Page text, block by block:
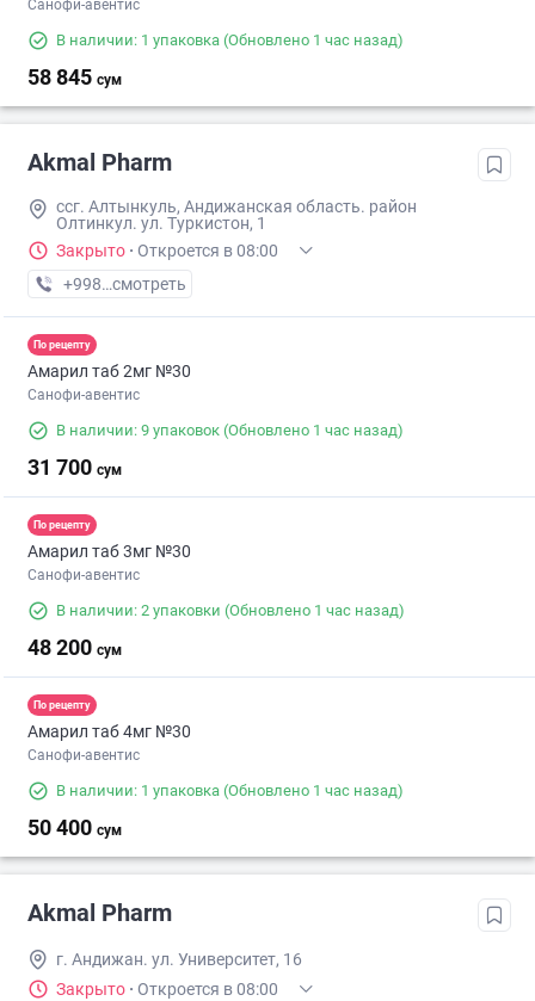
Санофи-авентис
В наличии: 1 упаковка (Обновлено 1 час назад)
58 845 сум
Akmal Pharm
ссг. Алтынкуль, Андижанская область. район
Олтинкул. ул. Туркистон, 1
Закрыто · Откроется в 08:00
+998 (90) XXX-XX-XX
смотреть
По рецепту
Амарил таб 2мг №30
Санофи-авентис
В наличии: 9 упаковок (Обновлено 1 час назад)
31 700 сум
По рецепту
Амарил таб 3мг №30
Санофи-авентис
В наличии: 2 упаковки (Обновлено 1 час назад)
48 200 сум
По рецепту
Амарил таб 4мг №30
Санофи-авентис
В наличии: 1 упаковка (Обновлено 1 час назад)
50 400 сум
Akmal Pharm
г. Андижан. ул. Университет, 16
Закрыто · Откроется в 08:00